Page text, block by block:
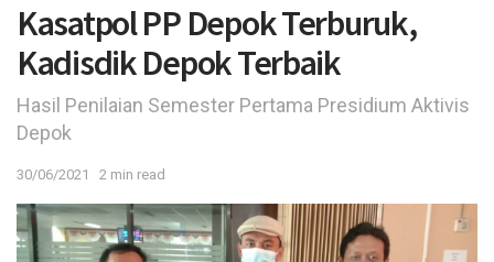
Kasatpol PP Depok Terburuk,
Kadisdik Depok Terbaik
Hasil Penilaian Semester Pertama Presidium Aktivis
Depok
30/06/2021 2 min read